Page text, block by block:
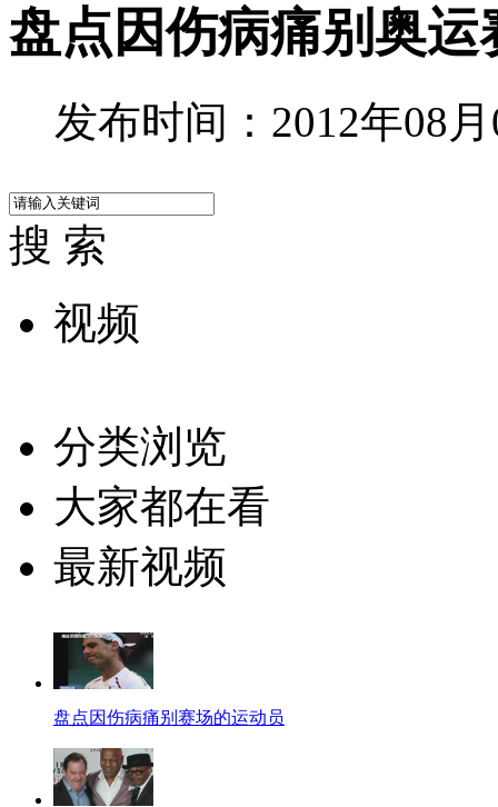
盘点因伤病痛别奥运
发布时间：2012年08
搜 索
视频
分类浏览
大家都在看
最新视频
盘点因伤病痛别赛场的运动员